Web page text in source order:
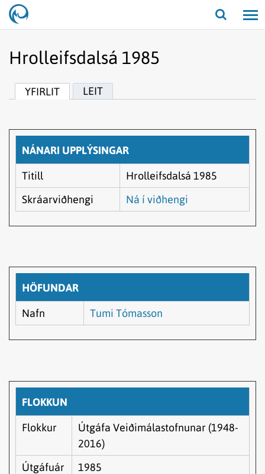
Opna/
Hrolleifsdalsá 1985
YFIRLIT LEIT
NÁNARI UPPLÝSINGAR
Titill
Hrolleifsdalsá 1985
Skráarviðhengi
Ná í viðhengi
HÖFUNDAR
Nafn Tumi Tómasson
FLOKKUN
Flokkur
Útgáfa Veiðimálastofnunar (1948-
2016)
Útgáfuár
1985